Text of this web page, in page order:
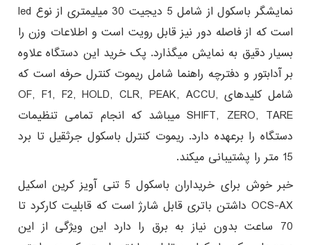
نمایشگر باسکول از شامل 5 دیجیت 30 میلیمتری از نوع led
است که از فاصله دور نیز قابل رویت است و اطلاعات وزن را
بسیار دقیق به نمایش میگذارد. پک خرید این دستگاه علاوه
بر آدابتور و دفترچه راهنما شامل ریموت کنترل حرفه است که
شامل کلیدهای OF, F1, F2, HOLD, CLR, PEAK, ACCU,
SHIFT, ZERO, TARE میباشد که انجام تمامی تنظیمات
دستگاه را برعهده دارد. ریموت کنترل باسکول جرثقیل تا برد
15 متر را پشتیبانی میکند.
خبر خوش برای خریداران باسکول 5 تنی آویز کرین اسکیل
OCS-AX داشتن باتری قابل شارژ است که قابلیت کارکرد تا
70 ساعت بدون نیاز به برق را دارد این ویژگی از این